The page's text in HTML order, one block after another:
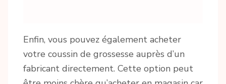
Enfin, vous pouvez également acheter
votre coussin de grossesse auprès d’un
fabricant directement. Cette option peut